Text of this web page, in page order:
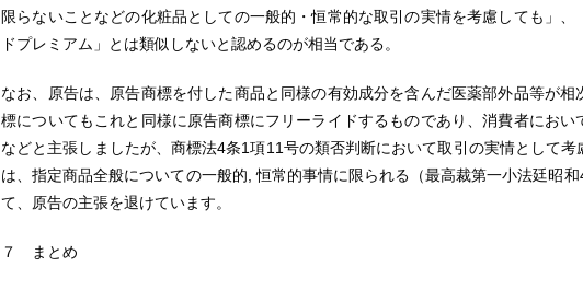
限らないことなどの化粧品としての一般的・恒常的な取引の実情を考慮しても」、
ドプレミアム」とは類似しないと認めるのが相当である。
なお、原告は、原告商標を付した商品と同様の有効成分を含んだ医薬部外品等が相
標についてもこれと同様に原告商標にフリーライドするものであり、消費者におい
などと主張しましたが、商標法4条1項11号の類否判断において取引の実情として
は、指定商品全般についての一般的, 恒常的事情に限られる（最高裁第一小法廷昭
て、原告の主張を退けています。
７ まとめ